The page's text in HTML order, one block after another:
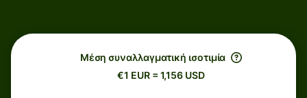
Μέση συναλλαγματική ισοτιμία
€1 EUR = 1,156 USD